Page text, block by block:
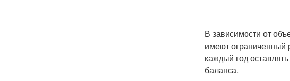
В зависимости от
имеют ограниченный
каждый год
баланса.